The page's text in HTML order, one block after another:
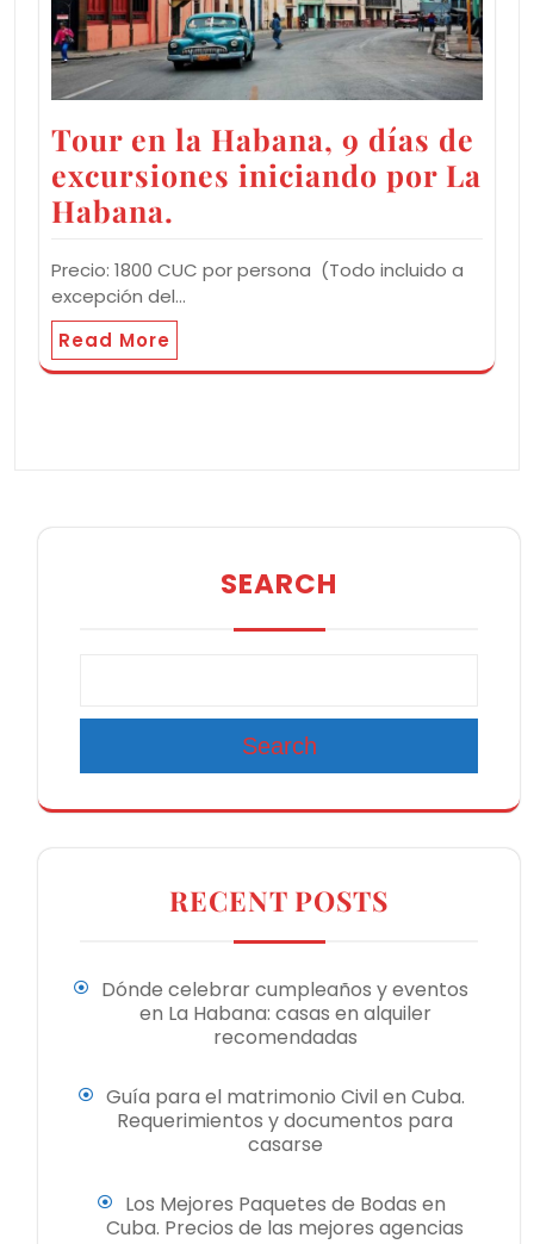
Tour en la Habana, 9 días de
excursiones iniciando por La
Habana.
Precio: 1800 CUC por persona (Todo incluido a
excepción del…
Read More
SEARCH
Search
RECENT POSTS
Dónde celebrar cumpleaños y eventos
en La Habana: casas en alquiler
recomendadas
Guía para el matrimonio Civil en Cuba.
Requerimientos y documentos para
casarse
Los Mejores Paquetes de Bodas en
Cuba. Precios de las mejores agencias